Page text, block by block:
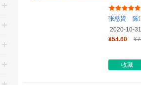
古建筑
张慈贇
陈
2020-10-31
¥54.60
收藏